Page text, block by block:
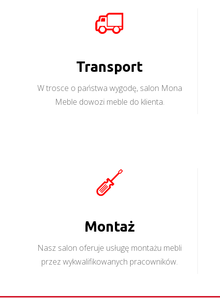
Transport
W trosce o państwa wygodę, salon Mona
Meble dowozi meble do klienta.
Montaż
Nasz salon oferuje usługę montażu mebli
przez wykwalifikowanych pracowników.